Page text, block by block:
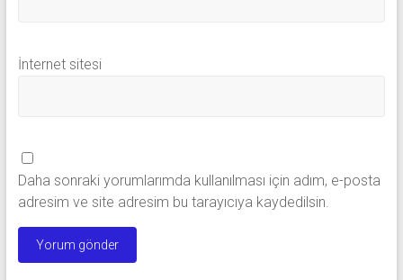
İnternet sitesi
Daha sonraki yorumlarımda kullanılması için adım, e-posta
adresim ve site adresim bu tarayıcıya kaydedilsin.